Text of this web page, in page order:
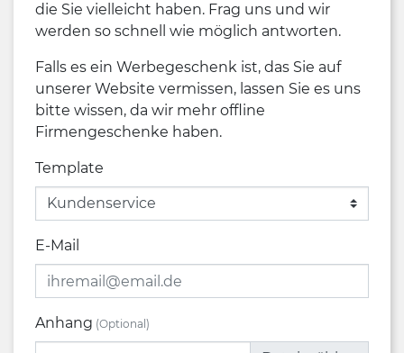
die Sie vielleicht haben. Frag uns und wir
werden so schnell wie möglich antworten.
Falls es ein Werbegeschenk ist, das Sie auf
unserer Website vermissen, lassen Sie es uns
bitte wissen, da wir mehr offline
Firmengeschenke haben.
Template
E-Mail
Anhang (Optional)